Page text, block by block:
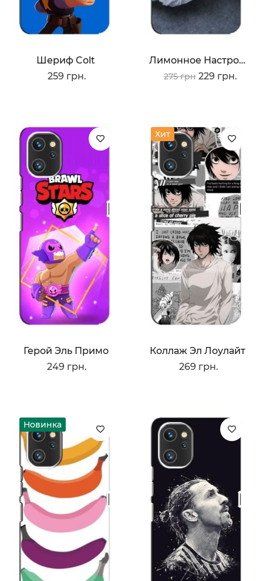
Шериф Colt
259 грн.
Лимонное Настроение
275 грн 229 грн.
Герой Эль Примо
249 грн.
Хит
Коллаж Эл Лоулайт
269 грн.
Новинка